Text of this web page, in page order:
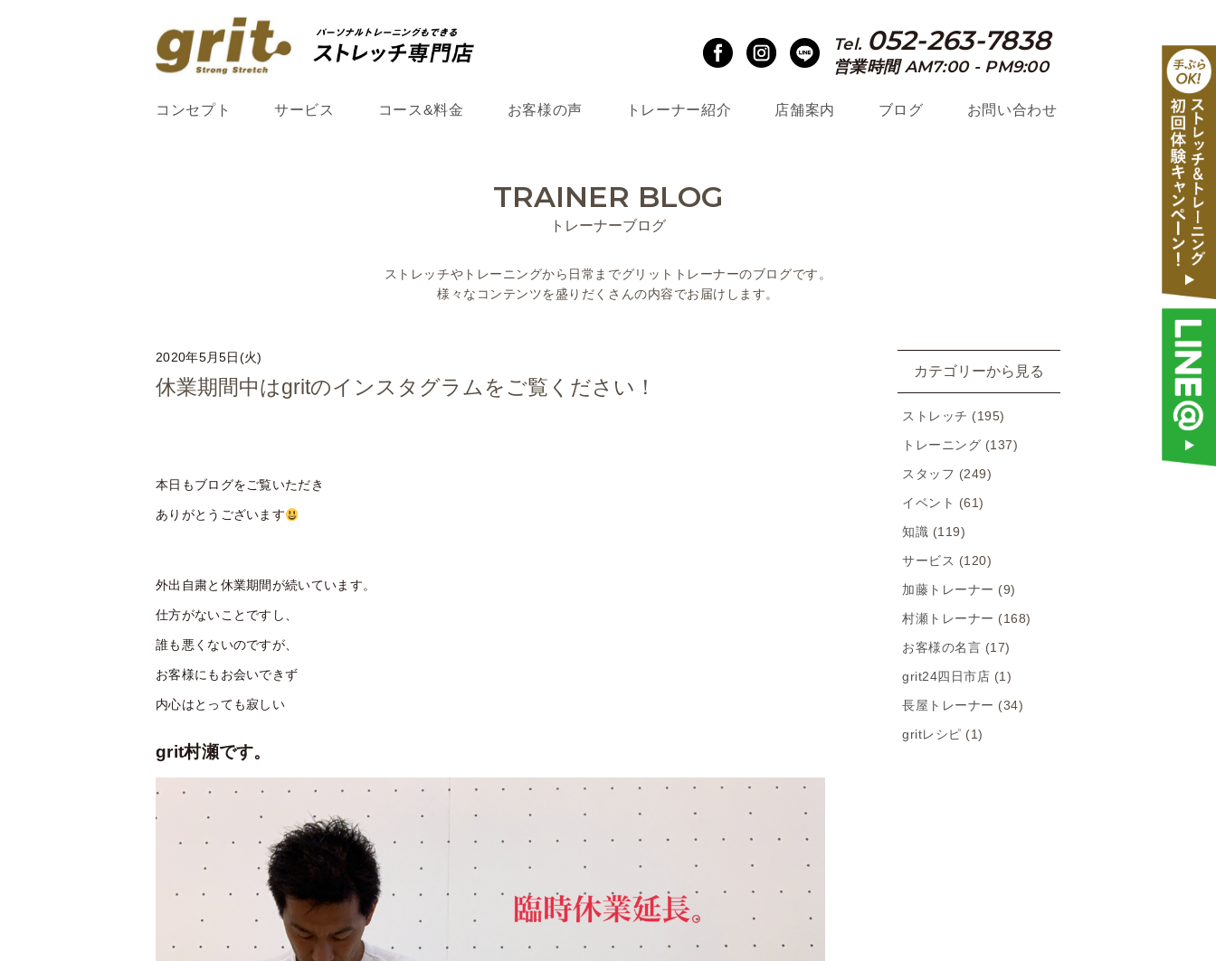
Tel. 052-263-7838
営業時間 AM7:00 - PM9:00
コンセプト サービス コース&料金 お客様の声 トレーナー紹介 店舗案内 ブログ お問い合わせ
TRAINER BLOG
トレーナーブログ
ストレッチやトレーニングから 日常までグリットトレーナーのブログです。
様々なコンテンツを盛りだくさんの内容でお届けします。
2020年5月5日(火)
休業期間中はgritのインスタグラムをご覧ください！
本日もブログをご覧いただき
ありがとうございます
外出自粛と休業期間が続いています。
仕方がないことですし、
誰も悪くないのですが、
お客様にもお会いできず
内心はとっても寂しい
grit村瀬です。
カテゴリーから見る
ストレッチ (195)
トレーニング (137)
スタッフ (249)
イベント (61)
知識 (119)
サービス (120)
加藤トレーナー (9)
村瀬トレーナー (168)
お客様の名言 (17)
grit24四日市店 (1)
長屋トレーナー (34)
gritレシピ (1)